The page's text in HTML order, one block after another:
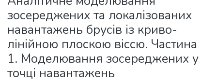
Statistics
зосереджених та локалізованих
навантажень брусів із криво-
лінійною плоскою віссю. Частина
1. Моделювання зосереджених у
точці навантажень